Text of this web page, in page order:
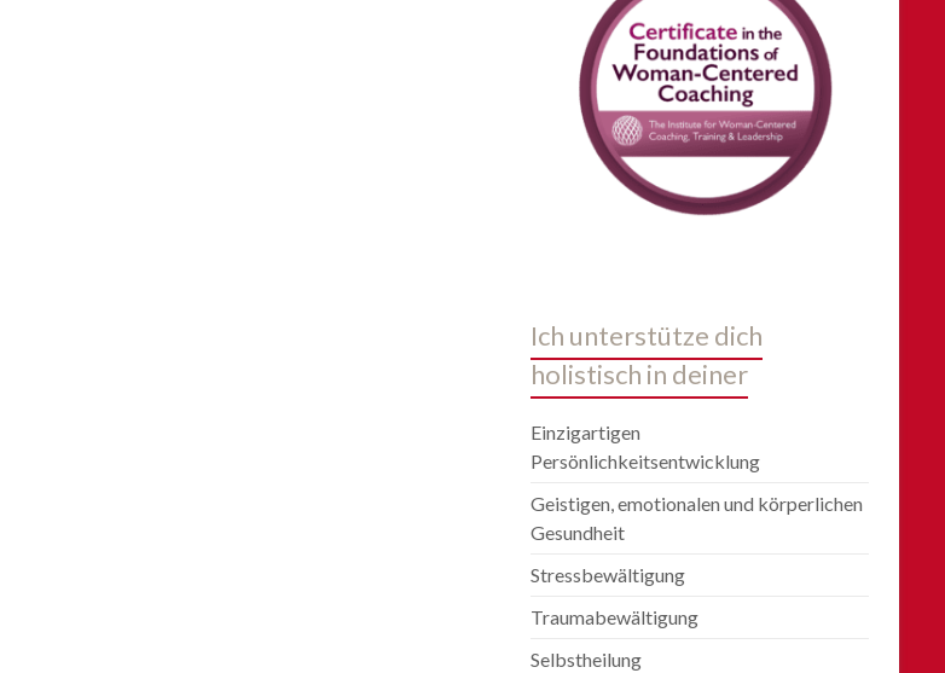
Ich unterstütze dich
holistisch in deiner
Einzigartigen
Persönlichkeitsentwicklung
Geistigen, emotionalen und körperlichen
Gesundheit
Stressbewältigung
Traumabewältigung
Selbstheilung